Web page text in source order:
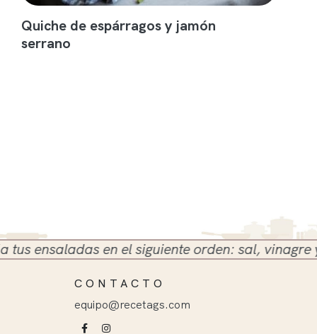
Quiche de espárragos y jamón
serrano
en el siguiente orden: sal, vinagre y
CONTACTO
equipo@recetags.com